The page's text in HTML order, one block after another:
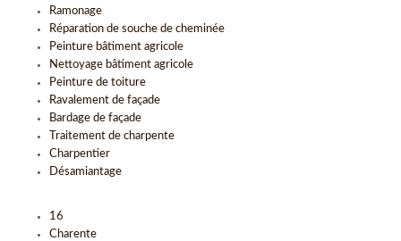
Ramonage
Réparation de souche de cheminée
Peinture bâtiment agricole
Nettoyage bâtiment agricole
Peinture de toiture
Ravalement de façade
Bardage de façade
Traitement de charpente
Charpentier
Désamiantage
16
Charente